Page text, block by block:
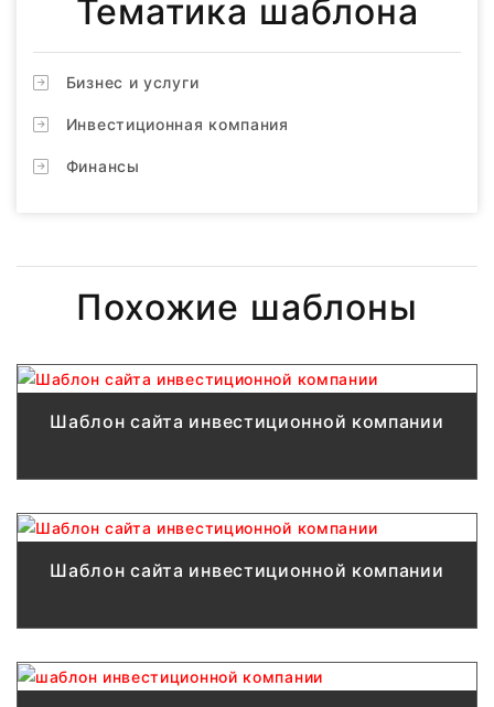
Тематика шаблона
Бизнес и услуги
Инвестиционная компания
Финансы
Похожие шаблоны
Шаблон сайта инвестиционной компании
Шаблон сайта инвестиционной компании